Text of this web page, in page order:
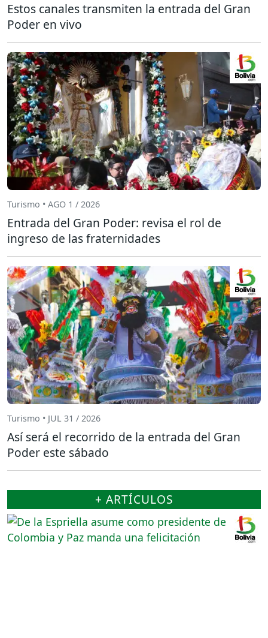
Estos canales transmiten la entrada del Gran
Poder en vivo
Turismo • AGO 1 / 2026
Entrada del Gran Poder: revisa el rol de
ingreso de las fraternidades
Turismo • JUL 31 / 2026
Así será el recorrido de la entrada del Gran
Poder este sábado
+ ARTÍCULOS